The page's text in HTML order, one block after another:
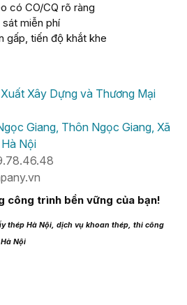
có CO/CQ rõ ràng
sát miễn phí
gấp, tiến độ khắt khe
Xây Dựng và Thương Mại
Giang, Thôn Ngọc Giang, Xã
Nội
công trình bền vững của bạn!
thép Hà Nội, dịch vụ khoan thép, thi công
Nội